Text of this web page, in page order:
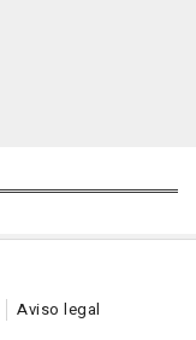
Aviso legal